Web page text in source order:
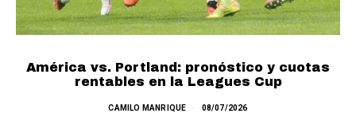
América vs. Portland: pronóstico y cuotas
rentables en la Leagues Cup
CAMILO MANRIQUE 08/07/2026